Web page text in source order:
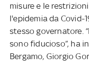
misure e le
l'epidemia da Covid-
stesso governatore.
sono fiducioso”, ha
Bergamo, Giorgio